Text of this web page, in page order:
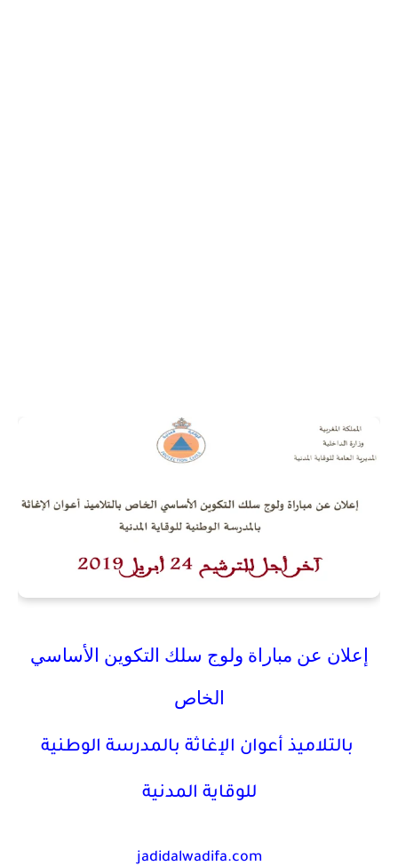
إعلان عن مباراة ولوج سلك التكوين الأساسي
الخاص
بالتلاميذ أعوان الإغاثة بالمدرسة الوطنية
للوقاية المدنية
jadidalwadifa.com